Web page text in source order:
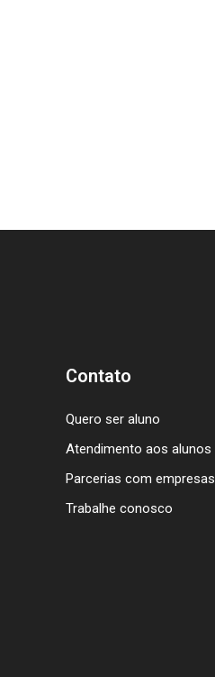
Contato
Quero ser aluno
Atendimento aos alunos
Parcerias com empresas
Trabalhe conosco